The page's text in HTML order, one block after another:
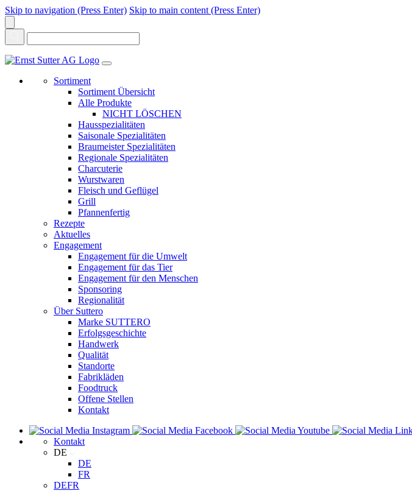
Skip to navigation (Press Enter) Skip to main content (Press Enter)
Sortiment
Sortiment Übersicht
Alle Produkte
NICHT LÖSCHEN
Hausspezialitäten
Saisonale Spezialitäten
Braumeister Spezialitäten
Regionale Spezialitäten
Charcuterie
Wurstwaren
Fleisch und Geflügel
Grill
Pfannenfertig
Rezepte
Aktuelles
Engagement
Engagement für die Umwelt
Engagement für das Tier
Engagement für den Menschen
Sponsoring
Regionalität
Über Suttero
Marke SUTTERO
Erfolgsgeschichte
Handwerk
Qualität
Standorte
Fabrikläden
Foodtruck
Offene Stellen
Kontakt
Kontakt
DE
DE
FR
DEFR